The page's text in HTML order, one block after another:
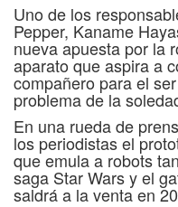
Uno de los
Pepper, Kaname
nueva apuesta por la
aparato que aspira a
compañero para el
problema de la
En una rueda de
los periodistas el
que emula a robots
saga Star Wars y el
saldrá a la venta en